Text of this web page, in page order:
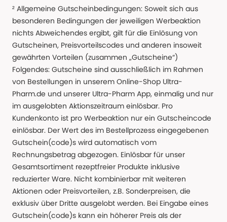
² Allgemeine Gutscheinbedingungen: Soweit sich aus
besonderen Bedingungen der jeweiligen Werbeaktion
nichts Abweichendes ergibt, gilt für die Einlösung von
Gutscheinen, Preisvorteilscodes und anderen insoweit
gewährten Vorteilen (zusammen „Gutscheine“)
Folgendes: Gutscheine sind ausschließlich im Rahmen
von Bestellungen in unserem Online-Shop Ultra-
Pharm.de und unserer Ultra-Pharm App, einmalig und nur
im ausgelobten Aktionszeitraum einlösbar. Pro
Kundenkonto ist pro Werbeaktion nur ein Gutscheincode
einlösbar. Der Wert des im Bestellprozess eingegebenen
Gutschein(code)s wird automatisch vom
Rechnungsbetrag abgezogen. Einlösbar für unser
Gesamtsortiment rezeptfreier Produkte inklusive
reduzierter Ware. Nicht kombinierbar mit weiteren
Aktionen oder Preisvorteilen, z.B. Sonderpreisen, die
exklusiv über Dritte ausgelobt werden. Bei Eingabe eines
Gutschein(code)s kann ein höherer Preis als der